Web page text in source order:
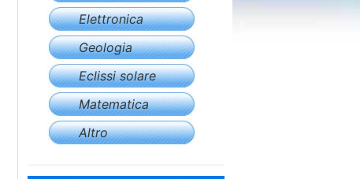
Elettronica
Geologia
Eclissi solare
Matematica
Altro